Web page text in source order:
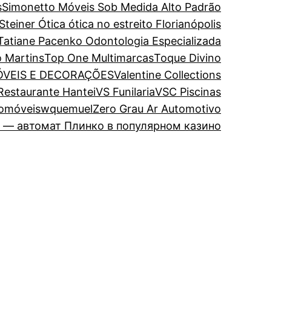
Simonetto Móveis Sob Medida Alto Padrão
Steiner Ótica ótica no estreito Florianópolis
Pacenko Odontologia Especializada
MartinsTop One MultimarcasToque Divino
E DECORAÇÕESValentine Collections
HanteiVS FunilariaVSC Piscinas
wquemuelZero Grau Ar Automotivo
автомат Плинко в популярном казино